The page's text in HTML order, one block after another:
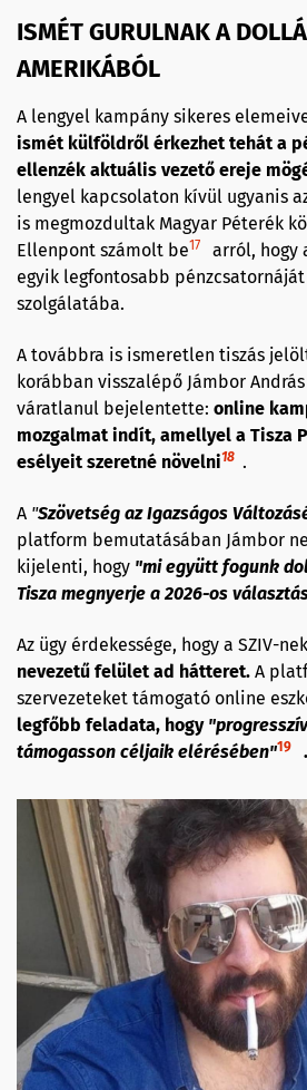
ISMÉT GURULNAK A
AMERIKÁBÓL
A lengyel kampány sikeres
ismét külföldről érkezhet tehát a
ellenzék aktuális vezető ereje
lengyel kapcsolaton kívül ugyanis
is megmozdultak Magyar Péterék
Ellenpont számolt be17
arról, hogy
egyik legfontosabb
szolgálatába.
A továbbra is ismeretlen tiszás
korábban visszalépő Jámbor
váratlanul bejelentette: online
mozgalmat indít, amellyel a Tisza
esélyeit szeretné növelni18 .
A "Szövetség az Igazságos
platform bemutatásában Jámbor
kijelenti, hogy "mi együtt fogunk
Tisza megnyerje a 2026-os
Az ügy érdekessége, hogy a SZIV-nek
nevezetű felület ad hátteret. A
szervezeteket támogató online
legfőbb feladata, hogy
támogasson céljaik elérésében"19 .